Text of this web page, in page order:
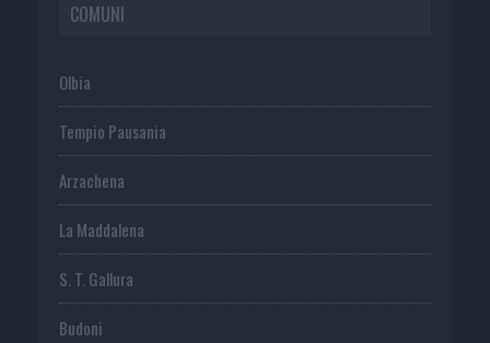
COMUNI
Olbia
Tempio Pausania
Arzachena
La Maddalena
S. T. Gallura
Budoni